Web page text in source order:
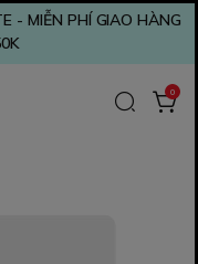
- MIỄN PHÍ GIAO HÀNG
0